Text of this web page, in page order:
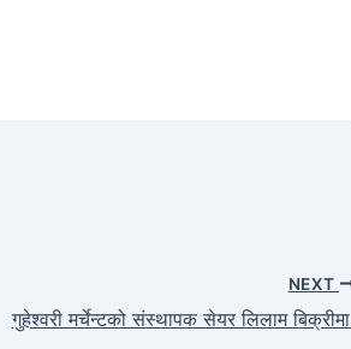
NEXT
गुहेश्वरी मर्चेन्टको संस्थापक सेयर लिलाम बिक्रीमा